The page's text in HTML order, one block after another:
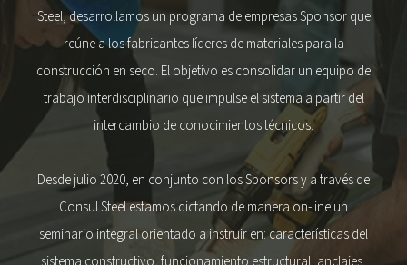
Steel, desarrollamos un programa de empresas Sponsor que
reúne a los fabricantes líderes de materiales para la
construcción en seco. El objetivo es consolidar un equipo de
trabajo interdisciplinario que impulse el sistema a partir del
intercambio de conocimientos técnicos.
Desde julio 2020, en conjunto con los Sponsors y a través de
Consul Steel estamos dictando de manera on-line un
seminario integral orientado a instruir en: características del